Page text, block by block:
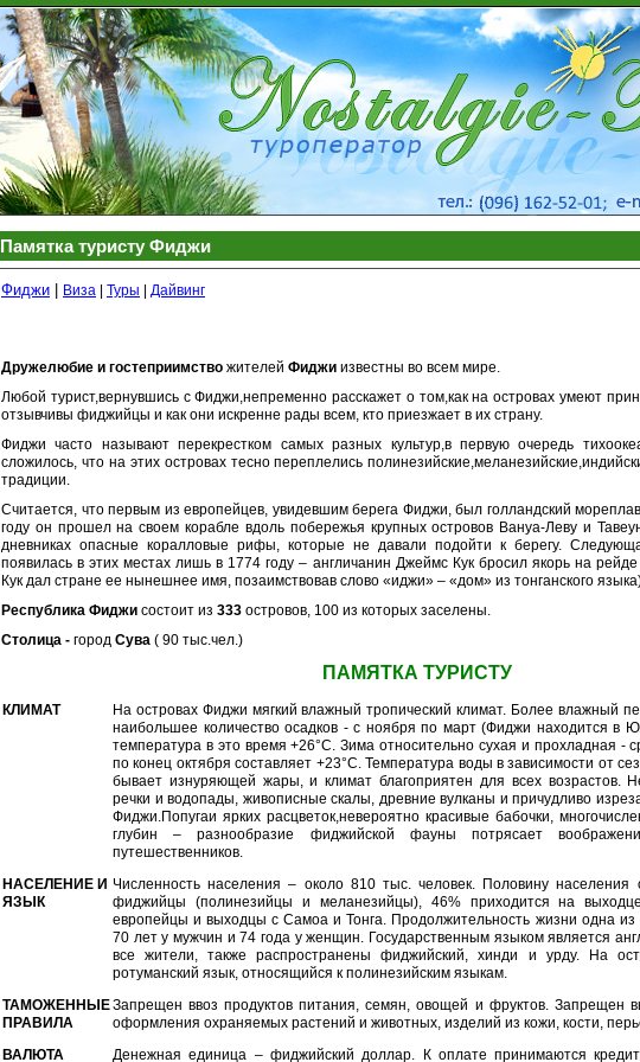
Памятка туристу Фиджи
Фиджи Виза Туры Дайвинг
Дружелюбие и гостеприимство жителей Фиджи известны во всем мире.
Любой турист,вернувшись с Фиджи,непременно расскажет о том,как на островах умеют
отзывчивы фиджийцы и как они искренне рады всем, кто приезжает в их страну.
Фиджи часто называют перекрестком самых разных культур,в первую очередь
сложилось, что на этих островах тесно переплелись
традиции.
Считается, что первым из европейцев, увидевшим берега Фиджи, был голландский
году он прошел на своем корабле вдоль побережья крупных островов Вануа-Леву и
дневниках опасные коралловые рифы, которые не давали подойти к берегу.
появилась в этих местах лишь в 1774 году – англичанин Джеймс Кук бросил якорь на
Кук дал стране ее нынешнее имя, позаимствовав слово «иджи» – «дом» из тонганского
Республика Фиджи состоит из 333 островов, 100 из которых заселены.
Столица - город Сува ( 90 тыс.чел.)
ПАМЯТКА ТУРИСТУ
КЛИМАТ
На островах Фиджи мягкий влажный тропический климат. Более влажный
наибольшее количество осадков - с ноября по март (Фиджи находится в
температура в это время +26°С. Зима относительно сухая и прохладная -
по конец октября составляет +23°С. Температура воды в зависимости от
бывает изнуряющей жары, и климат благоприятен для всех возрастов.
речки и водопады, живописные скалы, древние вулканы и причудливо
Фиджи.Попугаи ярких расцветок,невероятно красивые бабочки,
глубин – разнообразие фиджийской фауны потрясает
путешественников.
НАСЕЛЕНИЕ И
ЯЗЫК
Численность населения – около 810 тыс. человек. Половину населения
фиджийцы (полинезийцы и меланезийцы), 46% приходится на
европейцы и выходцы с Самоа и Тонга. Продолжительность жизни одна
70 лет у мужчин и 74 года у женщин. Государственным языком является
все жители, также распространены фиджийский, хинди и урду. На
ротуманский язык, относящийся к полинезийским языкам.
ТАМОЖЕННЫЕ
ПРАВИЛА
Запрещен ввоз продуктов питания, семян, овощей и фруктов. Запрещен
оформления охраняемых растений и животных, изделий из кожи, кости,
ВАЛЮТА
Денежная единица – фиджийский доллар. К оплате принимаются